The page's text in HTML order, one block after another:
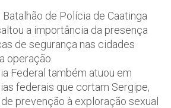
de Polícia de Caatinga
a importância da presença
de segurança nas cidades
operação.
Federal também atuou em
federais que cortam Sergipe,
prevenção à exploração sexual